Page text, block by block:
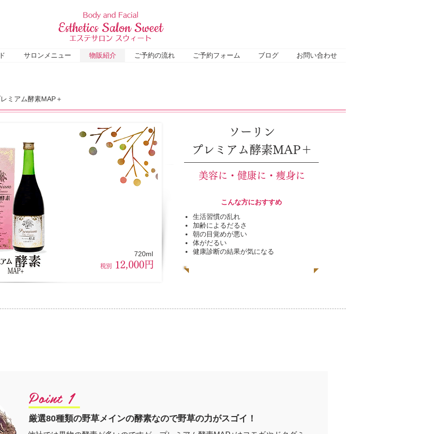
Body and Facial
Esthetics Salon Sweet
エステサロン スウィート
サロンメニュー 物販紹介 ご予約の流れ ご予約フォーム ブログ お問い合わせ
ミアム酵素MAP＋
税別 12,000円
720ml
プレミアム酵素MAP＋
ソーリン
美容に・健康に・痩身に
こんな方におすすめ
生活習慣の乱れ
加齢によるだるさ
朝の目覚めが悪い
体がだるい
健康診断の結果が気になる
Point 1
厳選80種類の野草メインの酵素なので野草の力がスゴイ！